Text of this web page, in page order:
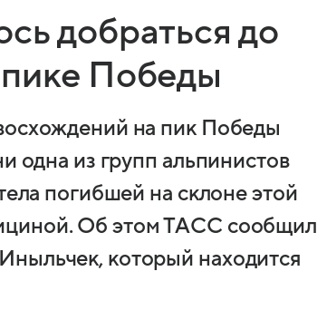
добраться до
Победы
на пик Победы
одна из групп альпинистов
погибшей на склоне этой
Об этом ТАСС сообщил
который находится